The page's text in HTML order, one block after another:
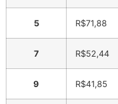
5 R$71,88
7 R$52,44
9 R$41,85